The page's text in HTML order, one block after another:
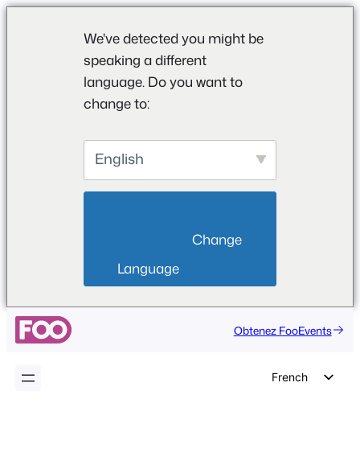
We've detected you might be
speaking a different
language. Do you want to
change to:
English
Language
Aller
Obtenez FooEvents
French